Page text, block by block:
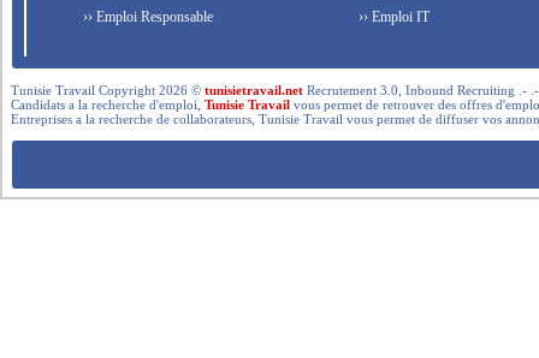
›› Emploi Responsable
›› Emploi IT
Tunisie Travail Copyright 2026 ©tunisietravail.net Recrutement 3.0, Inbound Recruiting .-
Candidats a la recherche d'emploi,Tunisie Travail vous permet de retrouver des offres
Entreprises a la recherche de collaborateurs, Tunisie Travail vous permet de diffuser vos